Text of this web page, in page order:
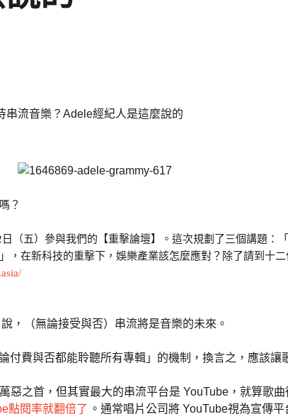
？
（五）參與我們的【重擊論壇】。這次規劃了三個講題
，在新科技的重擊下，娛樂產業該怎麼應對？除了請到十
，（無論接受與否）串流將是音樂的未來。
付費與否都能聆聽所有專輯」的機制，換言之，應該讓
惡之首，但其實最大的串流平台是 YouTube，就算歌
點閱率就翻倍了 。通常唱片公司將 YouTube視為宣傳